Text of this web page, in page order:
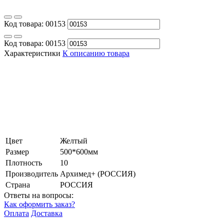
Код товара: 00153
Код товара: 00153
Характеристики К описанию товара
Цвет
Желтый
Размер
500*600мм
Плотность
10
Производитель Архимед+ (РОССИЯ)
Страна
РОССИЯ
Ответы на вопросы:
Как оформить заказ?
Оплата Доставка